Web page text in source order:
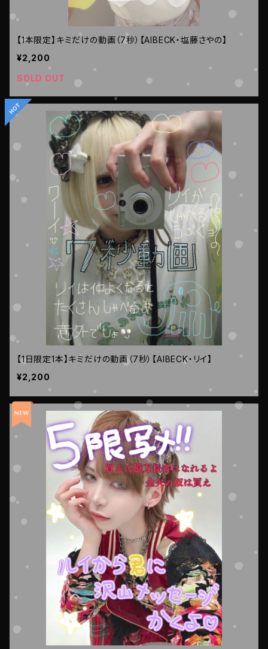
【1本限定】キミだけの動画（7秒）【AIBECK・塩藤さやの】
¥2,200
SOLD OUT
【1日限定1本】キミだけの動画（7秒）【AIBECK・リイ】
¥2,200